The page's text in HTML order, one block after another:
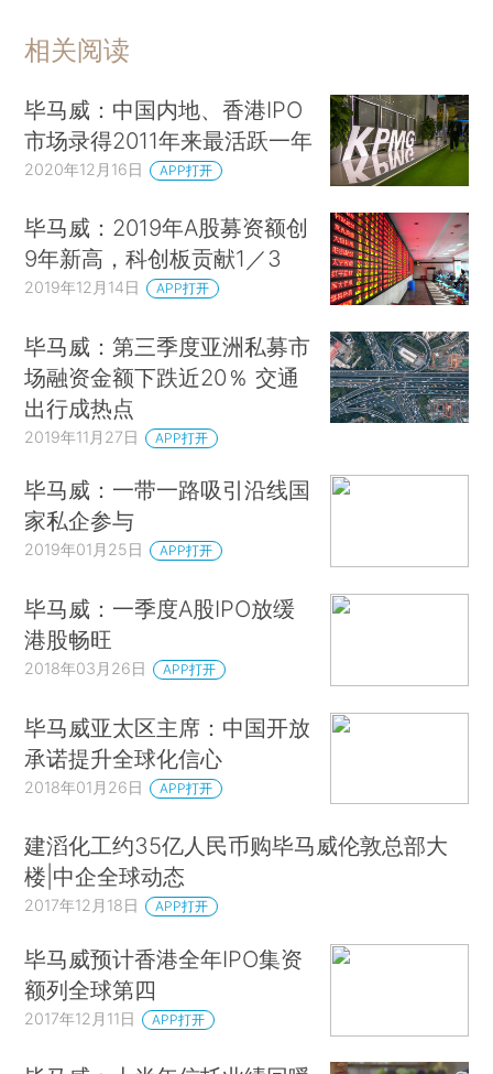
相关阅读
毕马威：中国内地、香港IPO
市场录得2011年来最活跃一年
2020年12月16日 APP打开
毕马威：2019年A股募资额创
9年新高，科创板贡献1／3
2019年12月14日 APP打开
毕马威：第三季度亚洲私募市
场融资金额下跌近20％ 交通
出行成热点
2019年11月27日 APP打开
毕马威：一带一路吸引沿线国
家私企参与
2019年01月25日 APP打开
毕马威：一季度A股IPO放缓
港股畅旺
2018年03月26日 APP打开
毕马威亚太区主席：中国开放
承诺提升全球化信心
2018年01月26日 APP打开
建滔化工约35亿人民币购毕马威伦敦总部大
楼|中企全球动态
2017年12月18日 APP打开
毕马威预计香港全年IPO集资
额列全球第四
2017年12月11日 APP打开